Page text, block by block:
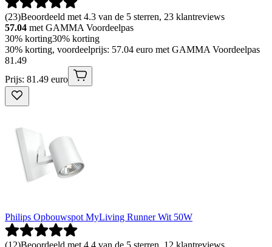
(23)Beoordeeld met 4.3 van de 5 sterren, 23 klantreviews
57.04 met GAMMA Voordeelpas
30% korting30% korting
30% korting, voordeelprijs: 57.04 euro met GAMMA Voordeelpas
81 .49
Prijs: 81.49 euro
Philips Opbouwspot MyLiving Runner Wit 50W
(12)Beoordeeld met 4.4 van de 5 sterren, 12 klantreviews